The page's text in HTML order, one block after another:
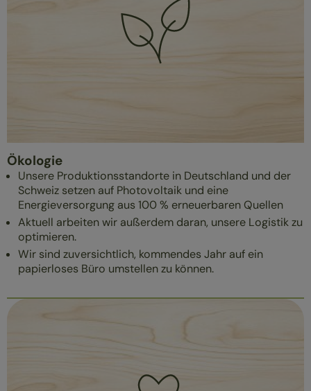
Ökologie
Unsere Produktionsstandorte in Deutschland und der
Schweiz setzen auf Photovoltaik und eine
Energieversorgung aus 100 % erneuerbaren Quellen
Aktuell arbeiten wir außerdem daran, unsere Logistik zu
optimieren.
Wir sind zuversichtlich, kommendes Jahr auf ein
papierloses Büro umstellen zu können.